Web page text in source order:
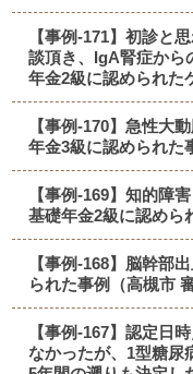
【事例-171】初診と
談頂き、IgA腎症から
年金2級に認められた
【事例-170】急性大
年金3級に認められた
【事例-169】知的障
基礎年金2級に認めら
【事例-168】脳幹部
られた事例（高槻市
【事例-167】認定日
なかったが、1型糖尿